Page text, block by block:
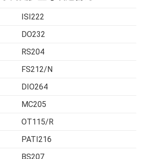
ISI222
DO232
RS204
FS212/N
DIO264
MC205
OT115/R
PATI216
BS207